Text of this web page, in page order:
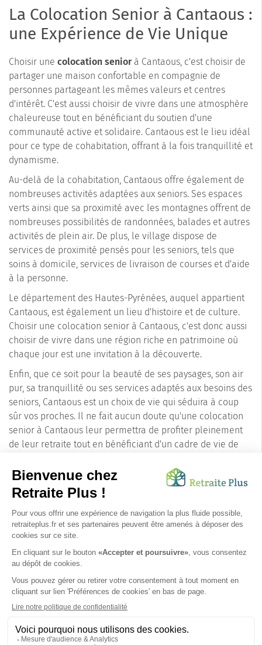
La Colocation Senior à Cantaous :
une Expérience de Vie Unique
Choisir une colocation seniorà Cantaous, c'est choisir de
partager une maison confortable en compagnie de
personnes partageant les mêmes valeurs et centres
d'intérêt. C'est aussi choisir de vivre dans une atmosphère
chaleureuse tout en bénéficiant du soutien d'une
communauté active et solidaire. Cantaous est le lieu idéal
pour ce type de cohabitation, offrant à la fois tranquillité et
dynamisme.
Au-delà de la cohabitation, Cantaous offre également de
nombreuses activités adaptées aux seniors. Ses espaces
verts ainsi que sa proximité avec les montagnes offrent de
nombreuses possibilités de randonnées, balades et autres
activités de plein air. De plus, le village dispose de
services de proximité pensés pour les seniors, tels que
soins à domicile, services de livraison de courses et d'aide
à la personne.
Le département des Hautes-Pyrénées, auquel appartient
Cantaous, est également un lieu d'histoire et de culture.
Choisir une colocation senior à Cantaous, c'est donc aussi
choisir de vivre dans une région riche en patrimoine où
chaque jour est une invitation à la découverte.
Enfin, que ce soit pour la beauté de ses paysages, son air
pur, sa tranquillité ou ses services adaptés aux besoins des
seniors, Cantaous est un choix de vie qui séduira à coup
sûr vos proches. Il ne fait aucun doute qu'une colocation
senior à Cantaous leur permettra de profiter pleinement
de leur retraite tout en bénéficiant d'un cadre de vie de
En somme, Cantaous est une destination de choix pour les
seniors aspirant à une vie communautaire harmonieuse et
charmante commune des Hautes-Pyrénées est l’endroit
idéal pour entamer une nouvelle étape de vie en
colocation.
SUIVEZ-NOUS SUR :